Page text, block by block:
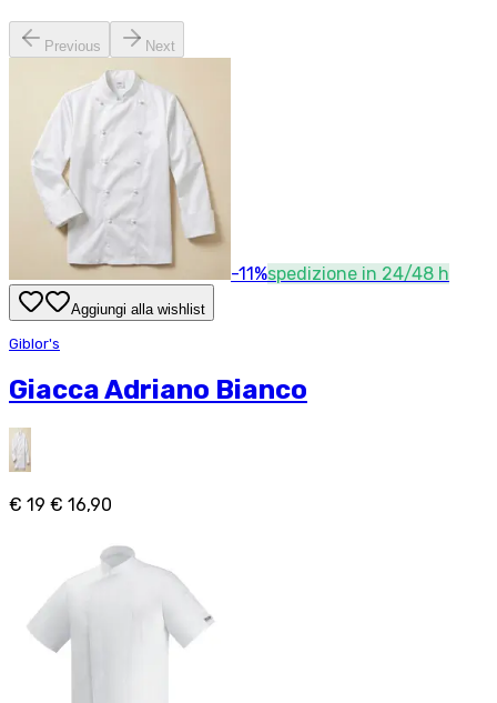
Previous Next
-11%spedizione in 24/48 h
Aggiungi alla wishlist
Giblor's
Giacca Adriano Bianco
€ 19 € 16,90